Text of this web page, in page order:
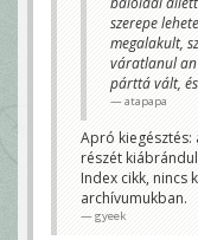
szerepe
megalakult,
váratlanul
párttá vált,
atapapa
Apró kiegésztés:
részét
Index cikk, nincs
archívumukban.
gyeek